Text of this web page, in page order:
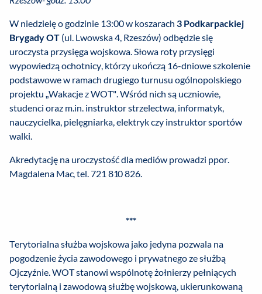
W niedzielę o godzinie 13:00 w koszarach 3 Podkarpackiej
Brygady OT (ul. Lwowska 4, Rzeszów) odbędzie się
uroczysta przysięga wojskowa. Słowa roty przysięgi
wypowiedzą ochotnicy, którzy ukończą 16-dniowe szkolenie
podstawowe w ramach drugiego turnusu ogólnopolskiego
projektu „Wakacje z WOT". Wśród nich są uczniowie,
studenci oraz m.in. instruktor strzelectwa, informatyk,
nauczycielka, pielęgniarka, elektryk czy instruktor sportów
walki.
Akredytację na uroczystość dla mediów prowadzi ppor.
Magdalena Mac, tel. 721 810 826.
***
Terytorialna służba wojskowa jako jedyna pozwala na
pogodzenie życia zawodowego i prywatnego ze służbą
Ojczyźnie. WOT stanowi wspólnotę żołnierzy pełniących
terytorialną i zawodową służbę wojskową, ukierunkowaną